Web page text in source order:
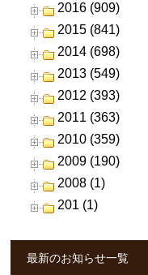
2016 (909)
2015 (841)
2014 (698)
2013 (549)
2012 (393)
2011 (363)
2010 (359)
2009 (190)
2008 (1)
201 (1)
最新のお知らせ一覧